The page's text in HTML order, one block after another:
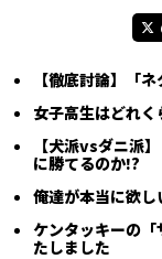
【徹底討論】「
女子高生はどれ
【犬派vsダニ派
に勝てるのか!?
俺達が本当に欲
ケンタッキーの
たしました